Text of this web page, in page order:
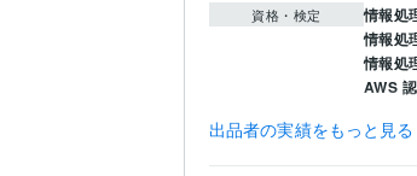
資格・検定 情報処
情報処
情報処
AWS
プログラミング言
語・フレームワーク
出品者の実績をもっと見る